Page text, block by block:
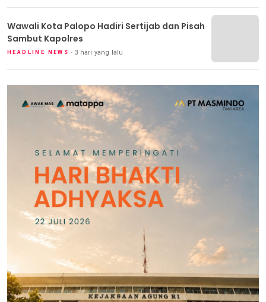
Wawali Kota Palopo Hadiri Sertijab dan Pisah
Sambut Kapolres
HEADLINE NEWS 3 hari yang lalu